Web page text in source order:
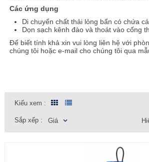
Các ứng dụng
Di chuyển chất thải lỏng bẩn có chứa
Dọn sạch kênh đào và thoát vào cống
Để biết tính khả xin vui lòng liên hệ với
chúng tôi hoặc e-mail cho chúng tôi qua
bạn chưa nhìn thấy sản phẩm mà mình
được sự trợ giúp.
Kiểu xem :
Sắp xếp : Giá